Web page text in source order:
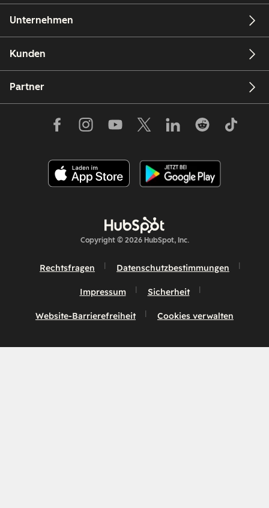
Unternehmen
Kunden
Partner
Copyright © 2026 HubSpot, Inc.
Rechtsfragen Datenschutzbestimmungen
Impressum Sicherheit
Website-Barrierefreiheit Cookies verwalten